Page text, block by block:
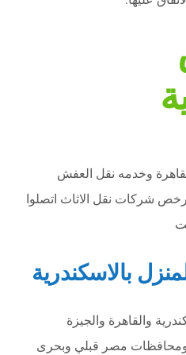
وخدمه نقل العفش
شركات نقل الاثاث اتصلوا
بالاسكندرية
والقاهرة والجيزة
ومحافظات مصر قبلي وبحرى